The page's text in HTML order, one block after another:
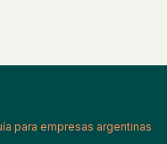
para empresas argentinas